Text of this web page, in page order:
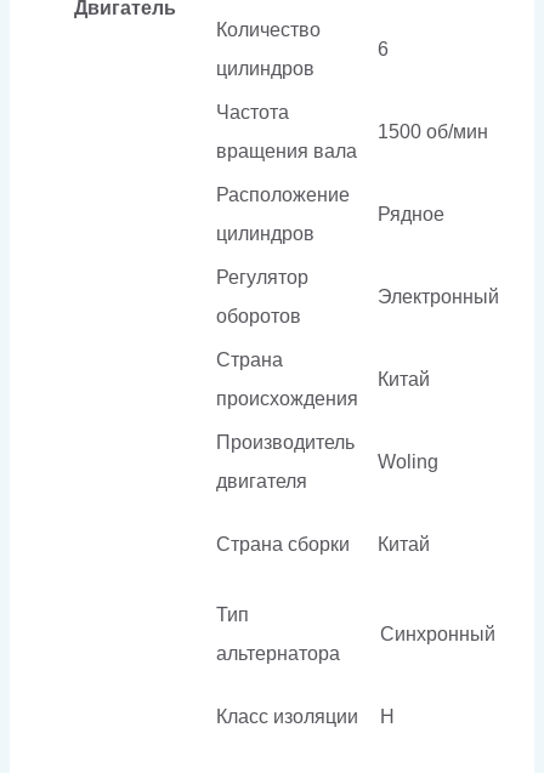
Двигатель
Количество
цилиндров
6
Частота
вращения вала
1500 об/мин
Расположение
цилиндров
Рядное
Регулятор
оборотов
Электронный
Страна
происхождения
Китай
Производитель
двигателя
Woling
Страна сборки Китай
Тип
альтернатора
Синхронный
Класс изоляции H